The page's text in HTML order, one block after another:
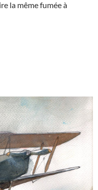
la même fumée à